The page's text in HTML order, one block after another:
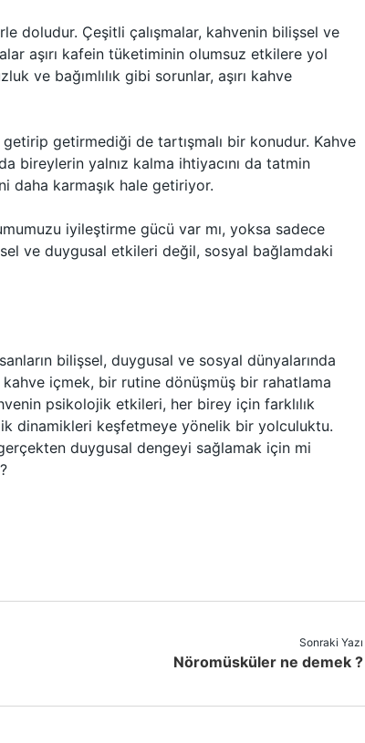
doludur. Çeşitli çalışmalar, kahvenin bilişsel ve
aşırı kafein tüketiminin olumsuz etkilere yol
ve bağımlılık gibi sorunlar, aşırı kahve
getirmediği de tartışmalı bir konudur. Kahve
bireylerin yalnız kalma ihtiyacını da tatmin
daha karmaşık hale getiriyor.
iyileştirme gücü var mı, yoksa sadece
ve duygusal etkileri değil, sosyal bağlamdaki
bilişsel, duygusal ve sosyal dünyalarında
içmek, bir rutine dönüşmüş bir rahatlama
psikolojik etkileri, her birey için farklılık
dinamikleri keşfetmeye yönelik bir yolculuktu.
duygusal dengeyi sağlamak için mi
Sonraki Yazı
Nöromüsküler ne demek ?